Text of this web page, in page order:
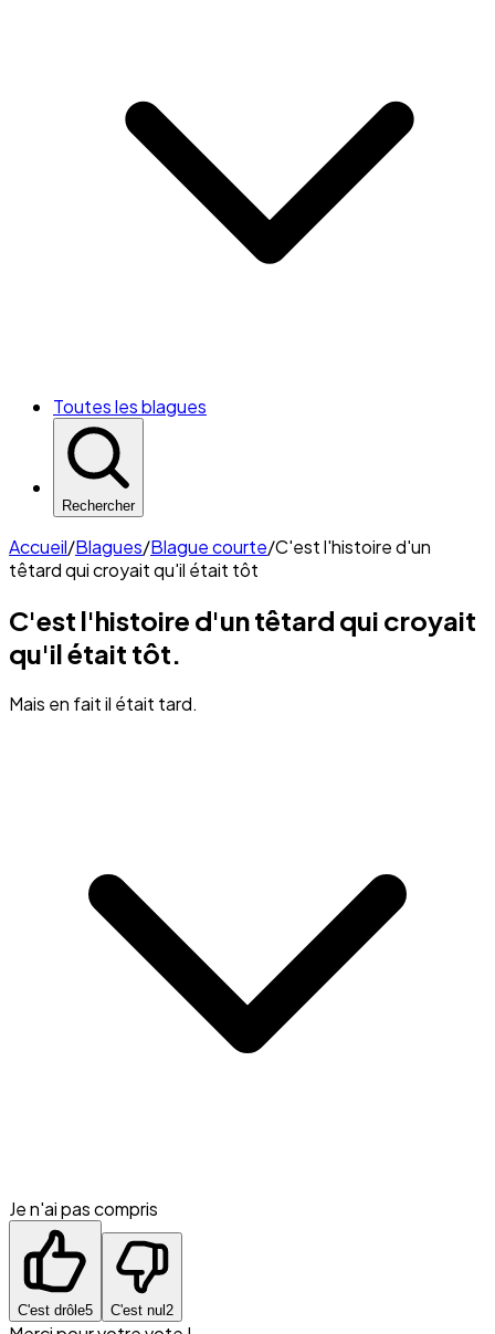
Toutes les blagues
Rechercher
Accueil/Blagues/Blague courte/C'est l'histoire d'un
têtard qui croyait qu'il était tôt
C'est l'histoire d'un têtard qui croyait
qu'il était tôt.
Mais en fait il était tard.
Je n'ai pas compris
C'est drôle5 C'est nul 2